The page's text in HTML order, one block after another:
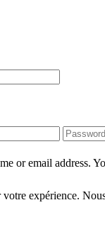
or email address.
expérience.